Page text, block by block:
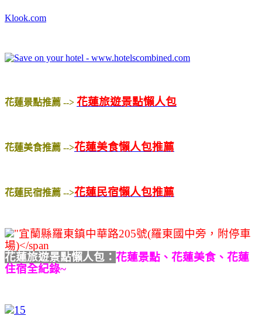
Klook.com
花蓮景點推薦 --> 花蓮旅遊景點懶人包
花蓮美食推薦 -->花蓮美食懶人包推薦
花蓮民宿推薦 -->花蓮民宿懶人包推薦
花蓮旅遊景點懶人包： 花蓮景點、花蓮美食、花蓮
住宿全紀錄~